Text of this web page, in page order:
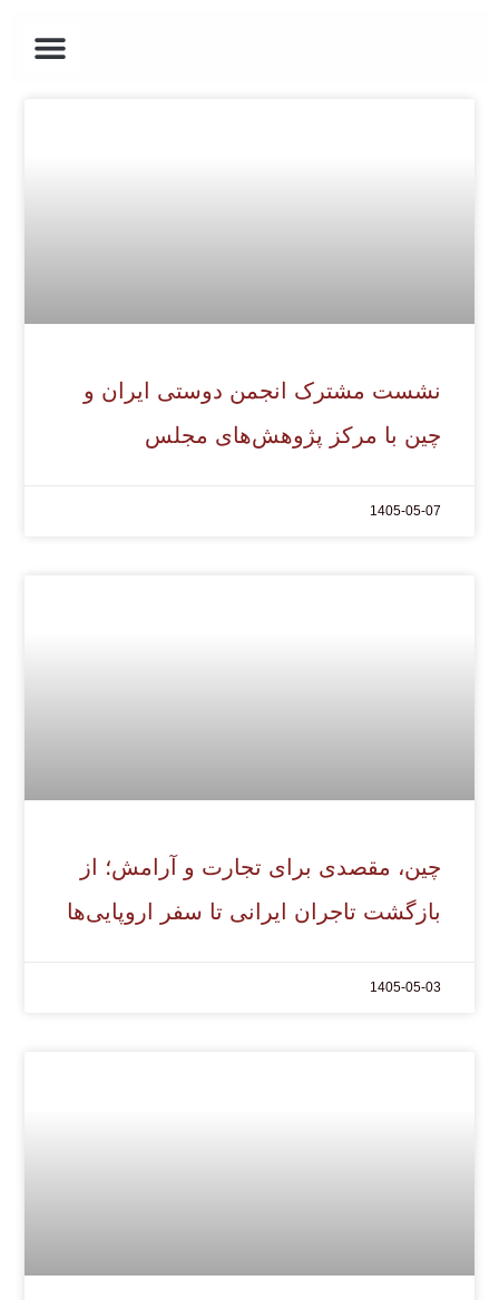
نشست مشترک انجمن دوستی ایران و
چین با مرکز پژوهش‌های مجلس
1405-05-07
چین، مقصدی برای تجارت و آرامش؛ از
بازگشت تاجران ایرانی تا سفر اروپایی‌ها
1405-05-03